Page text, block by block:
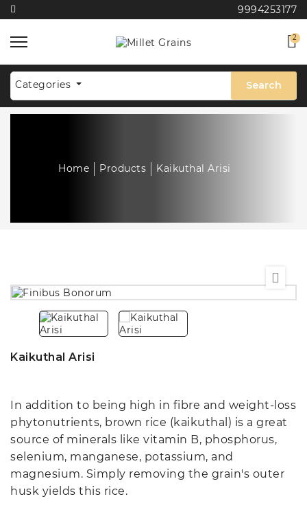
9994253177
2
Categories Search
Home Products Kaikuthal Arisi
Kaikuthal Arisi
In addition to being high in fibre and weight-loss
phytonutrients, brown rice (kaikuthal) is a great
source of minerals like vitamin B, phosphorus,
selenium, manganese, potassium, and
magnesium. Simply removing the grain's outer
husk yields this rice.